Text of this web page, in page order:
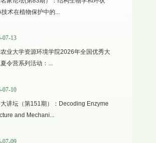
术在植物保护中的...
07-13
业大学资源环境学院2026年全国优秀大
令营系列活动：...
07-10
讲坛（第151期）：Decoding Enzyme
and Mechani...
07-09